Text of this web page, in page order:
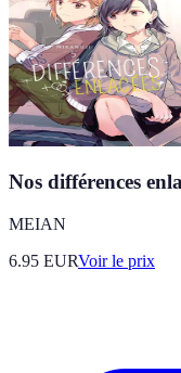
Nos différences
MEIAN
6.95 EURVoir le prix